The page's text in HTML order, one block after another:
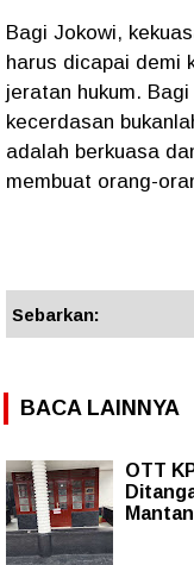
Bagi Jokowi,
harus dicapai demi
jeratan hukum.
kecerdasan
adalah berkuasa
membuat orang-
Sebarkan:
BACA LAINNYA
OTT